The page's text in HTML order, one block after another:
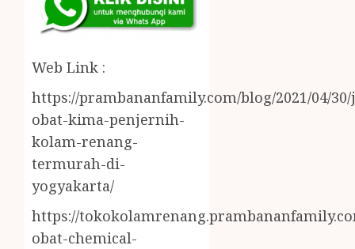
Web Link :
https://prambananfamily.com/blog/2021/04/
obat-kima-penjernih-
kolam-renang-
termurah-di-
yogyakarta/
https://
obat-chemical-